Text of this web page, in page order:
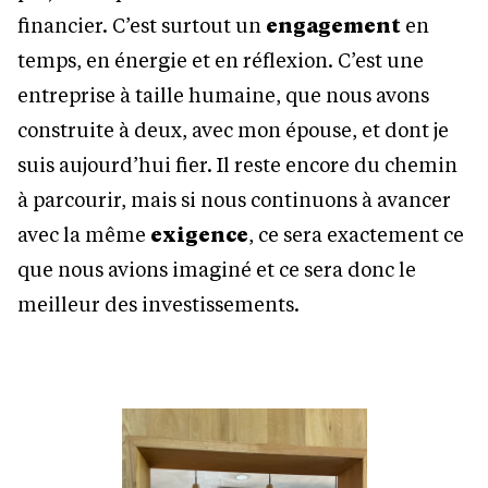
financier. C’est surtout un engagement en
temps, en énergie et en réflexion. C’est une
entreprise à taille humaine, que nous avons
construite à deux, avec mon épouse, et dont je
suis aujourd’hui fier. Il reste encore du chemin
à parcourir, mais si nous continuons à avancer
avec la même exigence, ce sera exactement ce
que nous avions imaginé et ce sera donc le
meilleur des investissements.